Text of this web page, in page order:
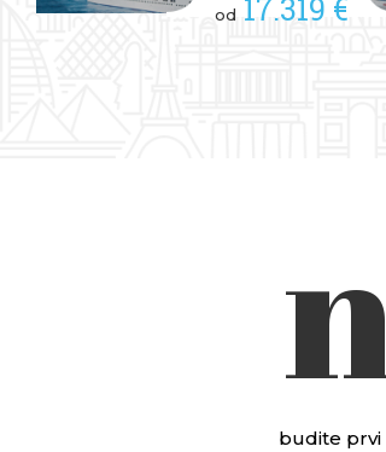
od 17.319 €
budite prvi